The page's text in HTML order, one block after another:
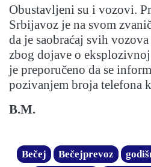
Obustavljeni su i vozovi.
Srbijavoz je na svom
da je saobraćaj svih
zbog dojave o
je preporučeno da se
pozivanjem broja telefona
B.M.
Bečej Bečejprevoz